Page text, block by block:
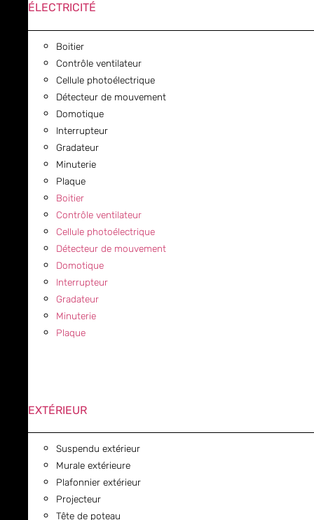
ÉLECTRICITÉ
Boitier
Contrôle ventilateur
Cellule photoélectrique
Détecteur de mouvement
Domotique
Interrupteur
Gradateur
Minuterie
Plaque
Boitier
Contrôle ventilateur
Cellule photoélectrique
Détecteur de mouvement
Domotique
Interrupteur
Gradateur
Minuterie
Plaque
EXTÉRIEUR
Suspendu extérieur
Murale extérieure
Plafonnier extérieur
Projecteur
Tête de poteau